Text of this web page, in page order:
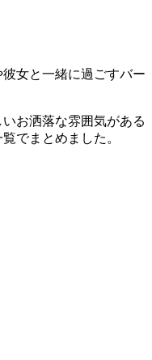
女と一緒に過ごすバー
お洒落な雰囲気がある
でまとめました。